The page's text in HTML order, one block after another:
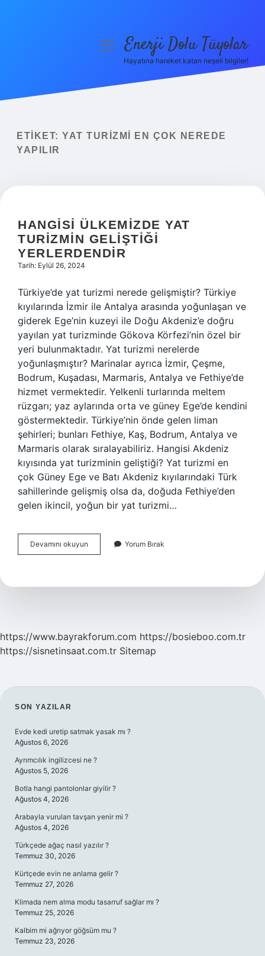
Yasal Uyarı
menüyüEnerji Dolu Tüyolar
Hayatına hareket katan neşeli bilgiler!
ETIKET: YAT TURIZMI EN ÇOK NEREDE
YAPILIR
HANGISI ÜLKEMIZDE YAT
TURIZMIN GELIŞTIĞI
YERLERDENDIR
Tarih: Eylül 26, 2024
Türkiye’de yat turizmi nerede gelişmiştir? Türkiye
kıyılarında İzmir ile Antalya arasında yoğunlaşan ve
giderek Ege’nin kuzeyi ile Doğu Akdeniz’e doğru
yayılan yat turizminde Gökova Körfezi’nin özel bir
yeri bulunmaktadır. Yat turizmi nerelerde
yoğunlaşmıştır? Marinalar ayrıca İzmir, Çeşme,
Bodrum, Kuşadası, Marmaris, Antalya ve Fethiye’de
hizmet vermektedir. Yelkenli turlarında meltem
rüzgarı; yaz aylarında orta ve güney Ege’de kendini
göstermektedir. Türkiye’nin önde gelen liman
şehirleri; bunları Fethiye, Kaş, Bodrum, Antalya ve
Marmaris olarak sıralayabiliriz. Hangisi Akdeniz
kıyısında yat turizminin geliştiği? Yat turizmi en
çok Güney Ege ve Batı Akdeniz kıyılarındaki Türk
sahillerinde gelişmiş olsa da, doğuda Fethiye’den
gelen ikincil, yoğun bir yat turizmi…
Devamını okuyun
Ülkemizde
Geliştiği
Yorum Bırak
https://www.bayrakforum.com https://bosieboo.com.tr
https://sisnetinsaat.com.tr Sitemap
SIDEBAR
SON YAZILAR
Evde kedi uretip satmak yasak mı ?
Ağustos 6, 2026
Ayrımcılık ingilizcesi ne ?
Ağustos 5, 2026
Botla hangi pantolonlar giyilir ?
Ağustos 4, 2026
Arabayla vurulan tavşan yenir mi ?
Ağustos 4, 2026
Türkçede ağaç nasıl yazılır ?
Temmuz 30, 2026
Kürtçede evin ne anlama gelir ?
Temmuz 27, 2026
Klimada nem alma modu tasarruf sağlar mı ?
Temmuz 25, 2026
Kalbim mi ağrıyor göğsüm mu ?
Temmuz 23, 2026